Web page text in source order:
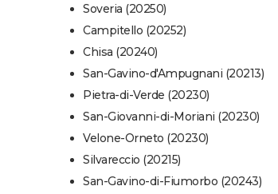
Soveria (20250)
Campitello (20252)
Chisa (20240)
San-Gavino-d'Ampugnani (20213)
Pietra-di-Verde (20230)
San-Giovanni-di-Moriani (20230)
Velone-Orneto (20230)
Silvareccio (20215)
San-Gavino-di-Fiumorbo (20243)